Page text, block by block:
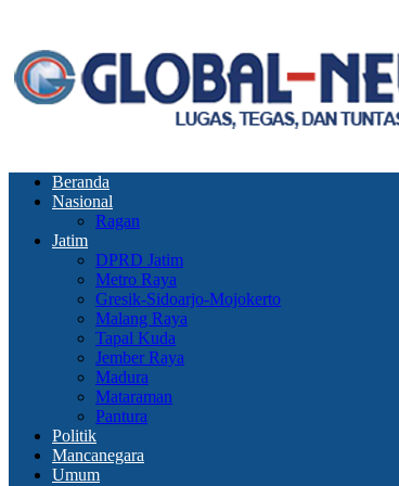
Beranda
Nasional
Ragan
Jatim
DPRD Jatim
Metro Raya
Gresik-Sidoarjo-Mojokerto
Malang Raya
Tapal Kuda
Jember Raya
Madura
Mataraman
Pantura
Politik
Mancanegara
Umum